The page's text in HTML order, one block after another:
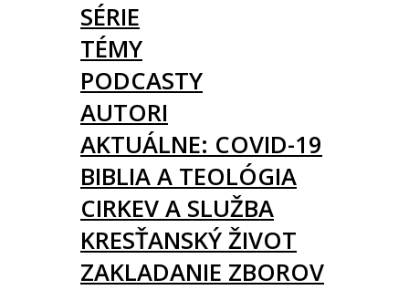
SÉRIE
TÉMY
PODCASTY
AUTORI
AKTUÁLNE: COVID-19
BIBLIA A TEOLÓGIA
CIRKEV A SLUŽBA
KRESŤANSKÝ ŽIVOT
ZAKLADANIE ZBOROV